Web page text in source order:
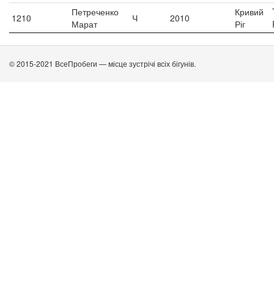
1210
Петреченко
Марат
Ч 2010
Кривий
Ріг
© 2015-2021 ВсеПробеги — місце зустрічі всіх бігунів.